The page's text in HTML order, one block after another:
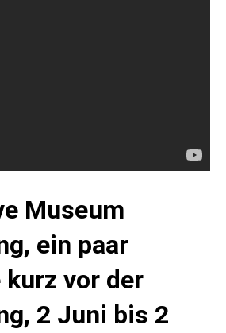
Museum
ein paar
kurz vor der
2 Juni bis 2